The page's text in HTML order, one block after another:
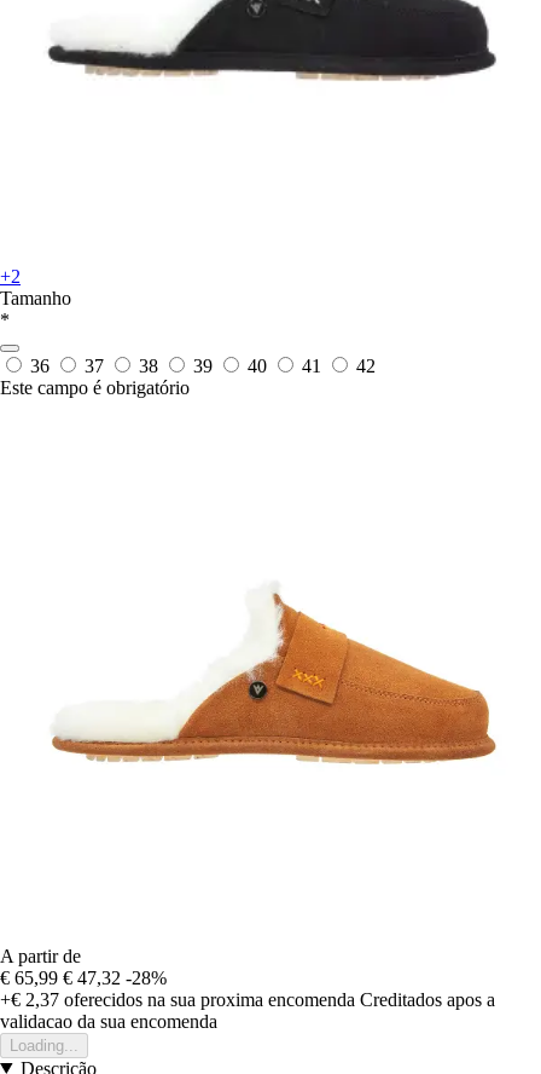
+2
Tamanho
*
36 37 38 39 40 41
42
Este campo é obrigatório
A partir de
€ 65,99 € 47,32 -28%
+€ 2,37 oferecidos na sua proxima encomenda Creditados apos a
validacao da sua encomenda
Loading...
Descrição